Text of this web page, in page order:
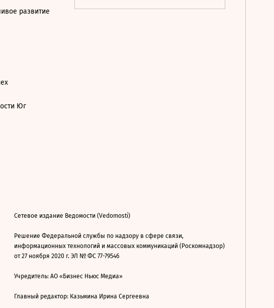
развитие
Юг
Сетевое издание Ведомости (Vedomosti)
Решение Федеральной службы по надзору в сфере связи,
информационных технологий и массовых коммуникаций (Роскомнадзор)
от 27 ноября 2020 г. ЭЛ № ФС 77-79546
Учредитель: АО «Бизнес Ньюс Медиа»
Главный редактор: Казьмина Ирина Сергеевна